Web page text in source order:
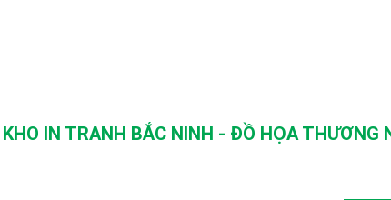
IN TRANH BẮC NINH - ĐỒ HỌA THƯƠNG